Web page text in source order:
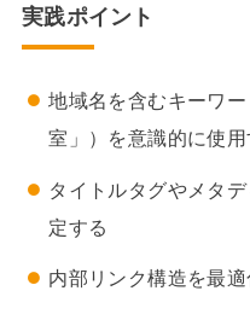
実践ポイント
地域名を含むキーワ
室」）を意識的に使用
タイトルタグやメタ
定する
内部リンク構造を最適